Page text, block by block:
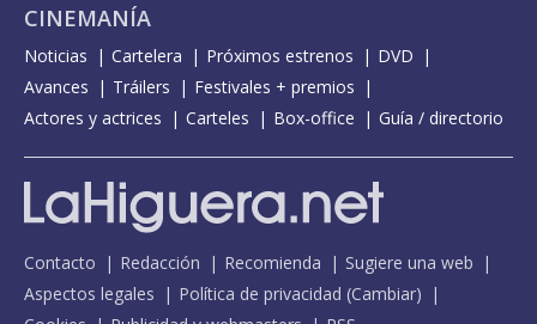
CINEMANÍA
Noticias Cartelera Próximos estrenos
DVD
Avances
Tráilers
Festivales + premios
Actores y actrices
Carteles Box-office Guía / directorio
Contacto Redacción Recomienda
Sugiere una web
Aspectos legales
Política de privacidad (Cambiar)